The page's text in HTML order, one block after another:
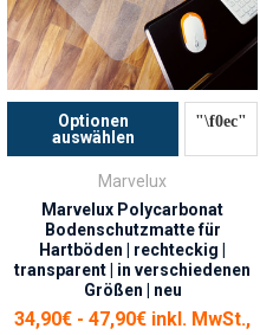
Optionen
auswählen
Marvelux
Marvelux Polycarbonat
Bodenschutzmatte für
Hartböden | rechteckig |
transparent | in verschiedenen
Größen | neu
34,90€ - 47,90€ inkl. MwSt.,